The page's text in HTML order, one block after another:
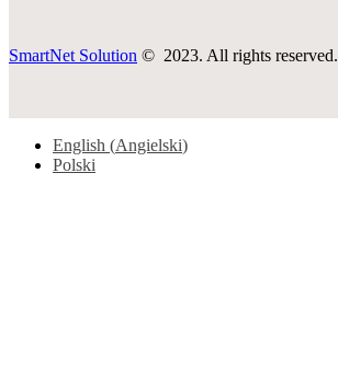
SmartNet Solution © 2023. All rights reserved.
English (Angielski)
Polski